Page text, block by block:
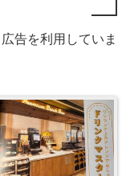
告を利用していま